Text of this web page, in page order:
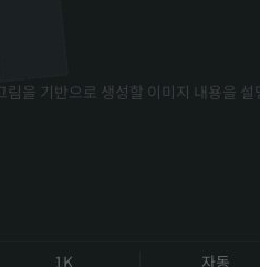
1K 자동